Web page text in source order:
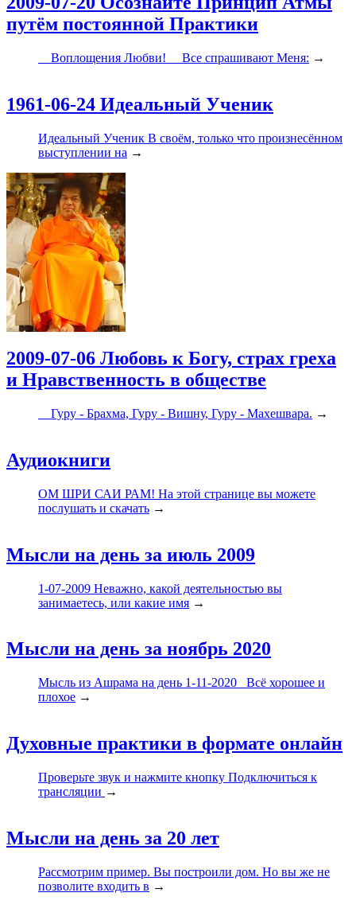
путём постоянной Практики
Воплощения Любви! Все спрашивают Меня: →
1961-06-24 Идеальный Ученик
Идеальный Ученик В своём, только что произнесённом
выступлении на →
2009-07-06 Любовь к Богу, страх греха
и Нравственность в обществе
Гуру - Брахма, Гуру - Вишну, Гуру - Махешвара. →
Аудиокниги
ОМ ШРИ САИ РАМ! На этой странице вы можете
послушать и скачать →
Мысли на день за июль 2009
1-07-2009 Неважно, какой деятельностью вы
занимаетесь, или какие имя →
Мысли на день за ноябрь 2020
Мысль из Ашрама на день 1-11-2020 Всё хорошее и
плохое →
Духовные практики в формате онлайн
Проверьте звук и нажмите кнопку Подключиться к
трансляции →
Мысли на день за 20 лет
Рассмотрим пример. Вы построили дом. Но вы же не
позволите входить в →